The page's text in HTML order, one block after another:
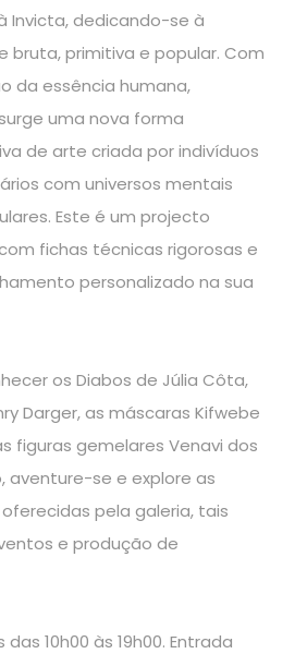
Invicta, dedicando-se à
bruta, primitiva e popular. Com
da essência humana,
uma nova forma
de arte criada por indivíduos
com universos mentais
Este é um projecto
fichas técnicas rigorosas e
personalizado na sua
os Diabos de Júlia Côta,
Darger, as máscaras Kifwebe
figuras gemelares Venavi dos
aventure-se e explore as
pela galeria, tais
e produção de
10h00 às 19h00. Entrada